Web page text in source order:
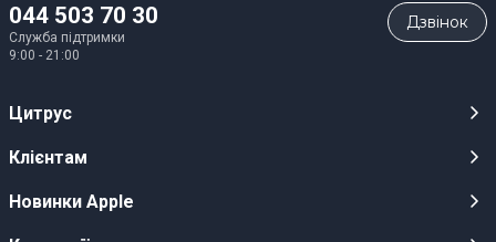
044 503 70 30
Служба підтримки
9:00 - 21:00
Дзвiнок
Цитрус
Кар’єра
Клієнтам
Публічні оферти
Новинки Apple